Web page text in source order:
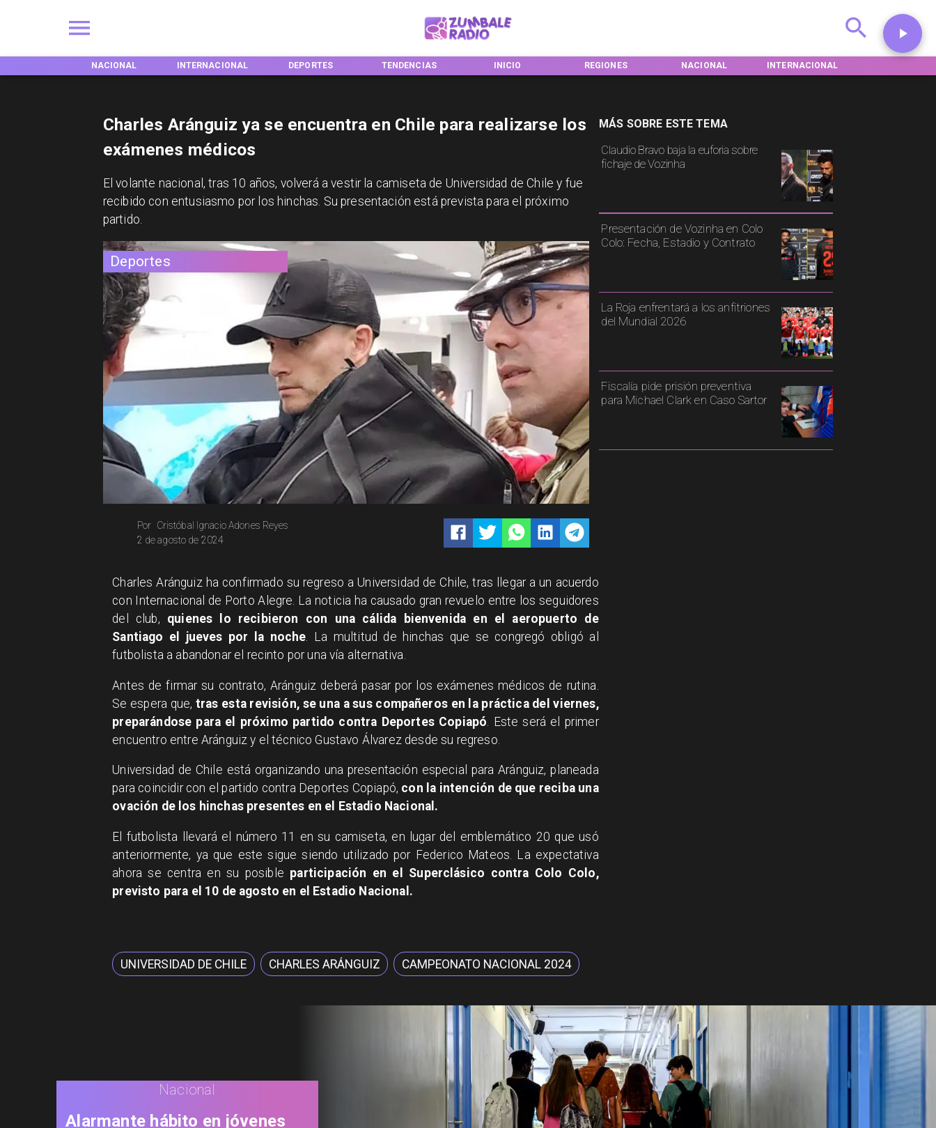
NACIONAL INTERNACIONAL DEPORTES TENDENCIAS INICIO REGIONES NACIONAL INTERNACIONAL
Deportes
Cristóbal Ignacio Adones Reyes
Por
2 de agosto de 2024
Claudio Bravo baja la euforia sobre
fichaje de Vozinha
Presentación de Vozinha en Colo
Colo: Fecha, Estadio y Contrato
La Roja enfrentará a los anfitriones
del Mundial 2026
Fiscalía pide prisión preventiva
para Michael Clark en Caso Sartor
MÁS SOBRE ESTE TEMA
Charles Aránguiz ya se encuentra en Chile para realizarse los
exámenes médicos
El volante nacional, tras 10 años, volverá a vestir la camiseta de Universidad de Chile y fue
recibido con entusiasmo por los hinchas. Su presentación está prevista para el próximo
partido.
Charles Aránguiz ha confirmado su regreso a Universidad de Chile, tras llegar a un acuerdo
con Internacional de Porto Alegre. La noticia ha causado gran revuelo entre los seguidores
del club, quienes lo recibieron con una cálida bienvenida en el aeropuerto de
Santiago el jueves por la noche. La multitud de hinchas que se congregó obligó al
futbolista a abandonar el recinto por una vía alternativa.
Antes de firmar su contrato, Aránguiz deberá pasar por los exámenes médicos de rutina.
Se espera que, tras esta revisión, se una a sus compañeros en la práctica del viernes,
preparándose para el próximo partido contra Deportes Copiapó . Este será el primer
encuentro entre Aránguiz y el técnico Gustavo Álvarez desde su regreso.
Universidad de Chile está organizando una presentación especial para Aránguiz, planeada
para coincidir con el partido contra Deportes Copiapó, con la intención de que reciba una
ovación de los hinchas presentes en el Estadio Nacional.
El futbolista llevará el número 11 en su camiseta, en lugar del emblemático 20 que usó
anteriormente, ya que este sigue siendo utilizado por Federico Mateos. La expectativa
ahora se centra en su posible participación en el Superclásico contra Colo Colo,
previsto para el 10 de agosto en el Estadio Nacional.
UNIVERSIDAD DE CHILE CHARLES ARÁNGUIZ CAMPEONATO NACIONAL 2024
Nacional
Alarmante hábito en jóvenes